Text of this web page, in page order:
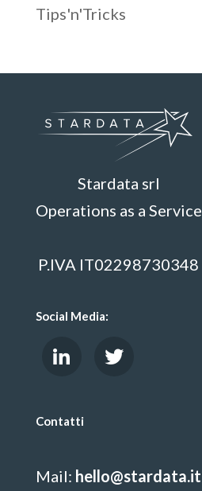
Tips'n'Tricks
Stardata srl
Operations as a Service
P.IVA IT02298730348
Social Media:
Contatti
Mail: hello@stardata.it